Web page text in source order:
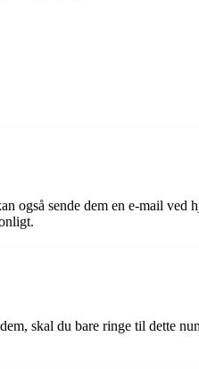
også sende dem en e-mail ved
skal du bare ringe til dette